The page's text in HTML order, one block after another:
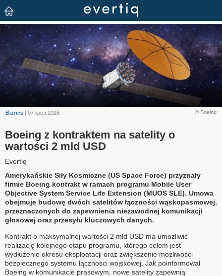
© Boeing
Biznes | 07 lipca 2026
Boeing z kontraktem na satelity o
wartości 2 mld USD
Evertiq
Amerykańskie Siły Kosmiczne (US Space Force) przyznały
firmie Boeing kontrakt w ramach programu Mobile User
Objective System Service Life Extension (MUOS SLE). Umowa
obejmuje budowę dwóch satelitów łączności wąskopasmowej,
przeznaczonych do zapewnienia niezawodnej komunikacji
głosowej oraz przesyłu kluczowych danych.
Kontrakt o maksymalnej wartości 2 mld USD ma umożliwić
realizację kolejnego etapu programu, którego celem jest
wydłużenie okresu eksploatacji oraz zwiększenie możliwości
bezpiecznego systemu łączności wojskowej. Jak poinformował
Boeing w komunikacie prasowym, nowe satelity zapewnią